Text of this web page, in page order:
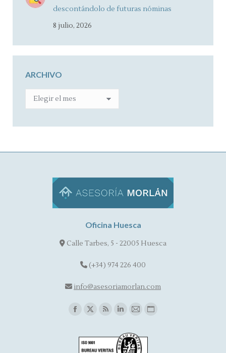
descontándolo de futuras nóminas
8 julio, 2026
ARCHIVO
ARCHIVO
Oficina Huesca
Calle Tarbes, 5 - 22005 Huesca
(+34) 974 226 400
info@asesoriamorlan.com
Facebook
opens
X
opens opens
Linkedin
opens
Mail
opens
Website